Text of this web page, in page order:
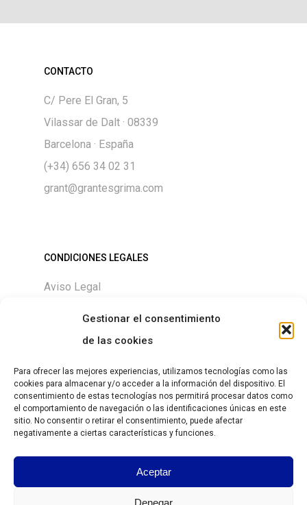
Gestionar el consentimiento
de las cookies
Para ofrecer las mejores experiencias, utilizamos tecnologías como las
cookies para almacenar y/o acceder a la información del dispositivo. El
consentimiento de estas tecnologías nos permitirá procesar datos como
el comportamiento de navegación o las identificaciones únicas en este
sitio. No consentir o retirar el consentimiento, puede afectar
negativamente a ciertas características y funciones.
Aceptar
Denegar
CONTACTO
C/ Pere El Gran, 5
Vilassar de Dalt · 08339
Barcelona · España
(+34) 656 34 02 31
grant@grantesgrima.com
CONDICIONES LEGALES
Aviso Legal
DESCARGAS
Size chart
https://grantesgrima.com/wp-